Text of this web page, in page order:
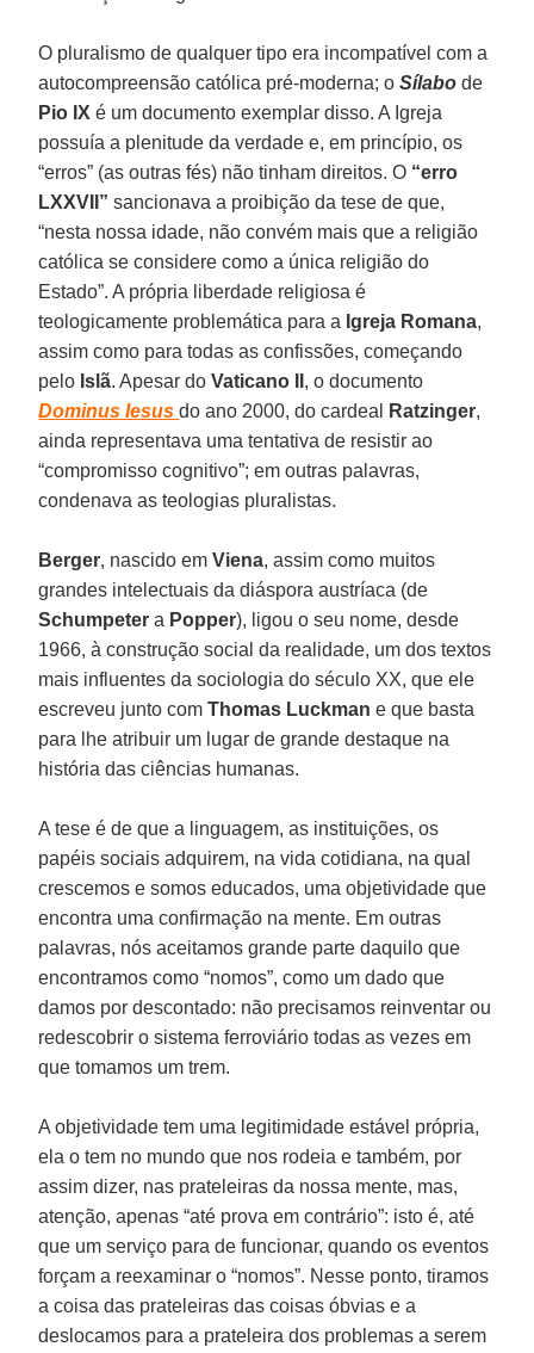
O pluralismo de qualquer tipo era incompatível com a
autocompreensão católica pré-moderna; oSílabo de
Pio IX é um documento exemplar disso. A Igreja
possuía a plenitude da verdade e, em princípio, os
“erros” (as outras fés) não tinham direitos. O “erro
LXXVII” sancionava a proibição da tese de que,
“nesta nossa idade, não convém mais que a religião
católica se considere como a única religião do
Estado”. A própria liberdade religiosa é
teologicamente problemática para a Igreja Romana,
assim como para todas as confissões, começando
pelo Islã. Apesar doVaticano II , o documento
Dominus Iesus do ano 2000, do cardeal Ratzinger,
ainda representava uma tentativa de resistir ao
“compromisso cognitivo”; em outras palavras,
condenava as teologias pluralistas.
Berger, nascido emViena, assim como muitos
grandes intelectuais da diáspora austríaca (de
Schumpeter a Popper), ligou o seu nome, desde
1966, à construção social da realidade, um dos textos
mais influentes da sociologia do século XX, que ele
escreveu junto comThomas Luckman e que basta
para lhe atribuir um lugar de grande destaque na
história das ciências humanas.
A tese é de que a linguagem, as instituições, os
papéis sociais adquirem, na vida cotidiana, na qual
crescemos e somos educados, uma objetividade que
encontra uma confirmação na mente. Em outras
palavras, nós aceitamos grande parte daquilo que
encontramos como “nomos”, como um dado que
damos por descontado: não precisamos reinventar ou
redescobrir o sistema ferroviário todas as vezes em
que tomamos um trem.
A objetividade tem uma legitimidade estável própria,
ela o tem no mundo que nos rodeia e também, por
assim dizer, nas prateleiras da nossa mente, mas,
atenção, apenas “até prova em contrário”: isto é, até
que um serviço para de funcionar, quando os eventos
forçam a reexaminar o “nomos”. Nesse ponto, tiramos
a coisa das prateleiras das coisas óbvias e a
deslocamos para a prateleira dos problemas a serem